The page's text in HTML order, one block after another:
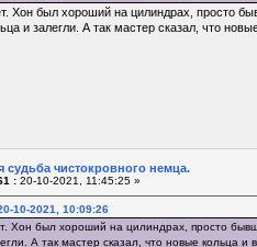
Хон был хороший на цилиндрах, просто
и залегли. А так мастер сказал, что
судьба чистокровного немца.
:20-10-2021, 11:45:25 »
10-2021, 10:09:26
Хон был хороший на цилиндрах, просто
А так мастер сказал, что новые кольца и